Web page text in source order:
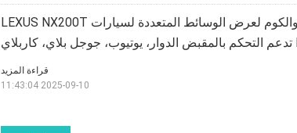
شاشة لكزس أندرويد 8 كور كوالكوم لعرض الوسائط المتعددة لسيارات LEXUS NX200T
قراءة المزيد
2025-09-10 11:43:04